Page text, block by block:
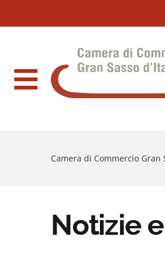
Vai al Contenuto principale
Vai al footer
Camera di Commercio
Camera di Commercio Gran
Notizie